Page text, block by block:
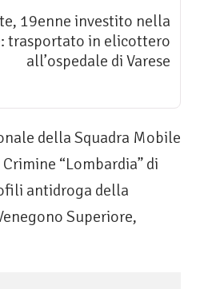
19enne investito nella
trasportato in elicottero
all’ospedale di Varese
della Squadra Mobile
“Lombardia” di
antidroga della
Superiore,